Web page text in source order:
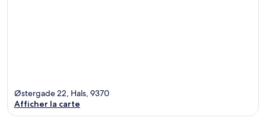
Østergade 22, Hals, 9370
Afficher la carte